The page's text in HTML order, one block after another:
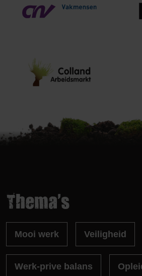
Thema's
Mooi werk Veiligheid
Werk-prive balans